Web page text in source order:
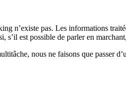
n’existe pas. Les informations
est possible de parler en
nous ne faisons que passer